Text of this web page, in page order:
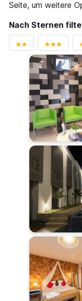
Seite, um weitere
Nach Sternen